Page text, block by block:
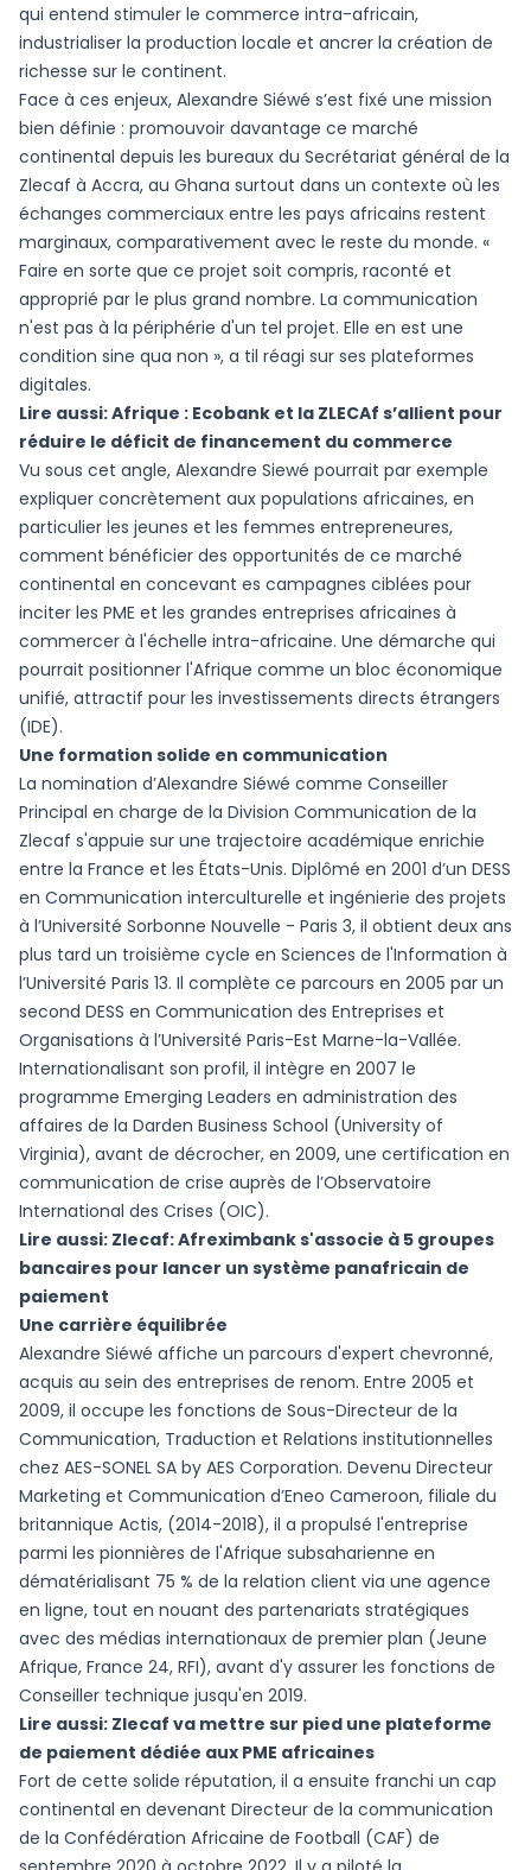
qui entend stimuler le commerce intra-africain,
industrialiser la production locale et ancrer la création de
richesse sur le continent.
Face à ces enjeux, Alexandre Siéwé s’est fixé une mission
bien définie : promouvoir davantage ce marché
continental depuis les bureaux du Secrétariat général de la
Zlecaf à Accra, au Ghana surtout dans un contexte où les
échanges commerciaux entre les pays africains restent
marginaux, comparativement avec le reste du monde. «
Faire en sorte que ce projet soit compris, raconté et
approprié par le plus grand nombre. La communication
n'est pas à la périphérie d'un tel projet. Elle en est une
condition sine qua non », a til réagi sur ses plateformes
digitales.
Lire aussi:Afrique : Ecobank et la ZLECAf s’allient pour
réduire le déficit de financement du commerce
Vu sous cet angle, Alexandre Siewé pourrait par exemple
expliquer concrètement aux populations africaines, en
particulier les jeunes et les femmes entrepreneures,
comment bénéficier des opportunités de ce marché
continental en concevant es campagnes ciblées pour
inciter les PME et les grandes entreprises africaines à
commercer à l'échelle intra-africaine. Une démarche qui
pourrait positionner l'Afrique comme un bloc économique
unifié, attractif pour les investissements directs étrangers
(IDE).
Une formation solide en communication
La nomination d’Alexandre Siéwé comme Conseiller
Principal en charge de la Division Communication de la
Zlecaf s'appuie sur une trajectoire académique enrichie
entre la France et les États-Unis. Diplômé en 2001 d’un DESS
en Communication interculturelle et ingénierie des projets
à l’Université Sorbonne Nouvelle - Paris 3, il obtient deux ans
plus tard un troisième cycle en Sciences de l'Information à
l’Université Paris 13. Il complète ce parcours en 2005 par un
second DESS en Communication des Entreprises et
Organisations à l’Université Paris-Est Marne-la-Vallée.
Internationalisant son profil, il intègre en 2007 le
programme Emerging Leaders en administration des
affaires de la Darden Business School (University of
Virginia), avant de décrocher, en 2009, une certification en
communication de crise auprès de l’Observatoire
International des Crises (OIC).
Lire aussi: Zlecaf: Afreximbank s'associe à 5 groupes
bancaires pour lancer un système panafricain de
paiement
Une carrière équilibrée
Alexandre Siéwé affiche un parcours d'expert chevronné,
acquis au sein des entreprises de renom. Entre 2005 et
2009, il occupe les fonctions de Sous-Directeur de la
Communication, Traduction et Relations institutionnelles
chez AES-SONEL SA by AES Corporation. Devenu Directeur
Marketing et Communication d’Eneo Cameroon, filiale du
britannique Actis, (2014-2018), il a propulsé l'entreprise
parmi les pionnières de l'Afrique subsaharienne en
dématérialisant 75 % de la relation client via une agence
en ligne, tout en nouant des partenariats stratégiques
avec des médias internationaux de premier plan (Jeune
Afrique, France 24, RFI), avant d'y assurer les fonctions de
Conseiller technique jusqu'en 2019.
Lire aussi: Zlecaf va mettre sur pied une plateforme
de paiement dédiée aux PME africaines
Fort de cette solide réputation, il a ensuite franchi un cap
continental en devenant Directeur de la communication
de la Confédération Africaine de Football (CAF) de